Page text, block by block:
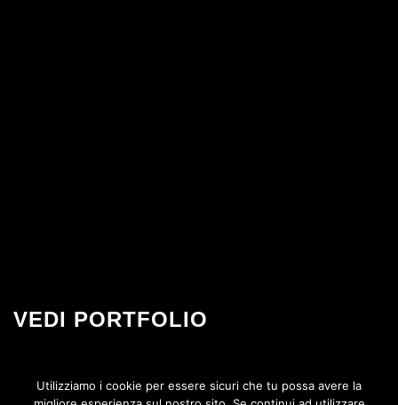
VEDI PORTFOLIO
Alcuni lavori realizzati di recente
Utilizziamo i cookie per essere sicuri che tu possa avere la